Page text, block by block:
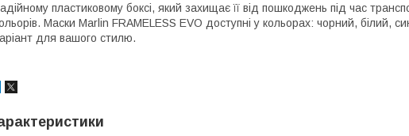
пластиковому боксі, який захищає її від пошкоджень під час
Маски Marlin FRAMELESS EVO доступні у кольорах: чорний, білий,
для вашого стилю.